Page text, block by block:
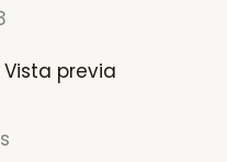
Vista previa